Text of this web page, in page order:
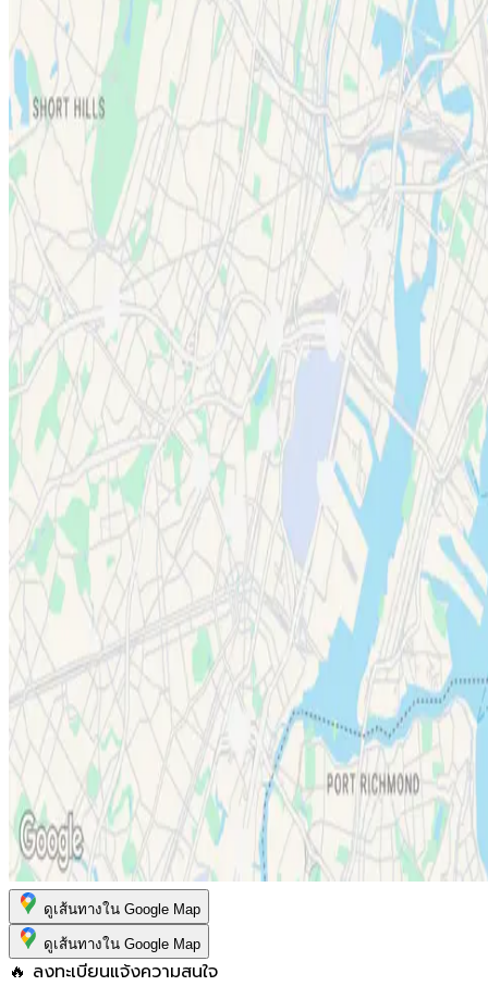
ดูเส้นทางใน Google Map
ดูเส้นทางใน Google Map
🔥 ลงทะเบียนแจ้งความสนใจ